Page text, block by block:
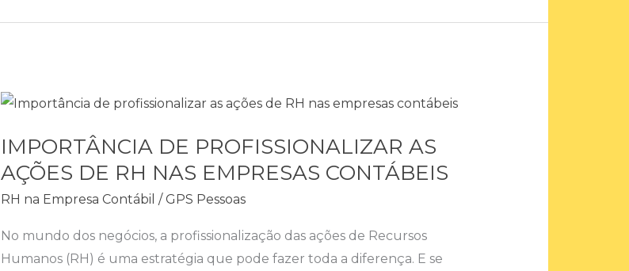
IMPORTÂNCIA DE PROFISSIONALIZAR AS
AÇÕES DE RH NAS EMPRESAS CONTÁBEIS
RH na Empresa Contábil / GPS Pessoas
No mundo dos negócios, a profissionalização das ações de Recursos
Humanos (RH) é uma estratégia que pode fazer toda a diferença. E se
IMPORTÂNCIA
PROFISSIONALIZAR
AS
AÇÕES
RH
NAS